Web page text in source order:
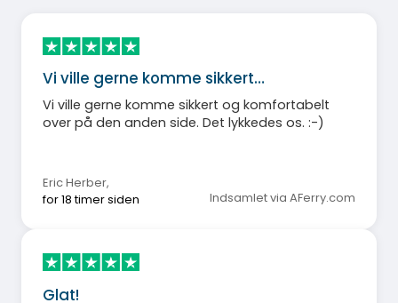
Vi ville gerne komme sikkert…
Vi ville gerne komme sikkert og komfortabelt
over på den anden side. Det lykkedes os. :-)
Eric Herber,
for 18 timer siden
Indsamlet via AFerry.com
Glat!